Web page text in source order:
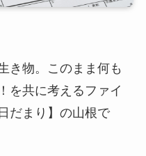
き物。このまま何も
を共に考えるファイ
だまり】の山根で